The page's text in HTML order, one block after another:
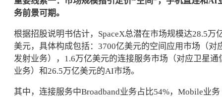
务前景可期。
根据招股说明书估计，SpaceX总潜在市场规模达28.5万
美元，具体构成包括：3700亿美元的空间应用市场（对
发射业务），1.6万亿美元的连接服务市场（对应卫星通
业务）和26.5万亿美元的AI市场。
其中，连接服务中Broadband业务占比54%，Mobile业务